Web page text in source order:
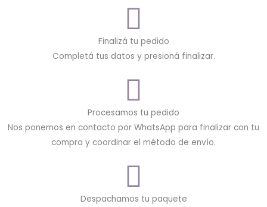
Finalizá tu pedido
Completá tus datos y presioná finalizar.
Procesamos tu pedido
Nos ponemos en contacto por WhatsApp para finalizar con tu
compra y coordinar el método de envío.
Despachamos tu paquete